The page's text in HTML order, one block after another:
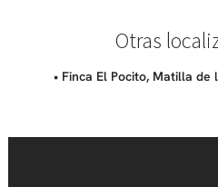
Otras
• Finca El Pocito, Matilla de